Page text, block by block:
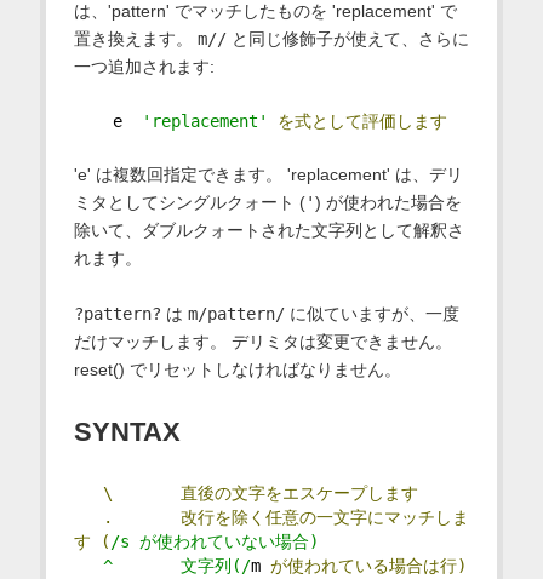
は、'pattern' でマッチしたものを 'replacement' で
置き換えます。 m//と同じ修飾子が使えて、さらに
一つ追加されます:
e 'replacement' を式として評価します
'e' は複数回指定できます。 'replacement' は、デリ
ミタとしてシングルクォート (') が使われた場合を
除いて、ダブルクォートされた文字列として解釈さ
れます。
?pattern? は m/pattern/に似ていますが、一度
だけマッチします。 デリミタは変更できません。
reset() でリセットしなければなりません。
SYNTAX
\
直後の文字をエスケープします
.
改行を除く任意の一文字にマッチしま
す
( /s が使われていない場合)
^       文字列(/m が使われている場合は行)